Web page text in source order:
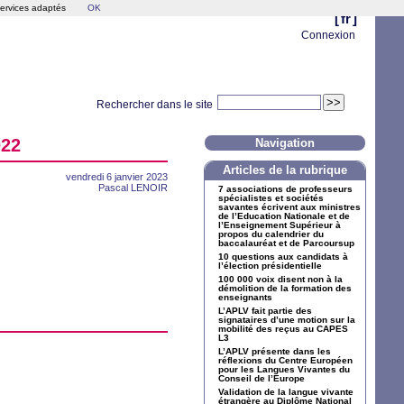
[ fr ]
Connexion
Rechercher dans le site
vendredi 6 janvier 2023
Pascal LENOIR
Navigation
Articles de la rubrique
7 associations de professeurs
spécialistes et sociétés
savantes écrivent aux ministres
de l’Education Nationale et de
l’Enseignement Supérieur à
propos du calendrier du
baccalauréat et de Parcoursup
10 questions aux candidats à
l’élection présidentielle
100 000 voix disent non à la
démolition de la formation des
enseignants
L’APLV fait partie des
signataires d’une motion sur la
mobilité des reçus au CAPES
L3
L’APLV présente dans les
réflexions du Centre Européen
pour les Langues Vivantes du
Conseil de l’Europe
Validation de la langue vivante
étrangère au Diplôme National
adaptés OK